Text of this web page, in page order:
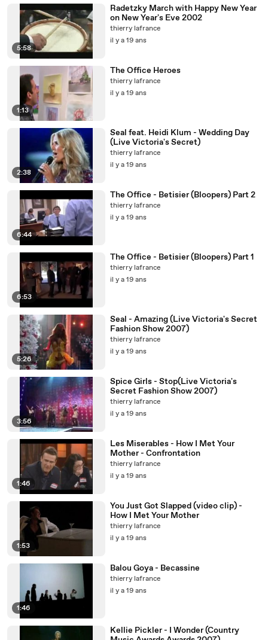
5:58
Radetzky March with Happy New Year
on New Year's Eve 2002
thierry lafrance
il y a 19 ans
1:13
The Office Heroes
thierry lafrance
il y a 19 ans
2:38
Seal feat. Heidi Klum - Wedding Day
(Live Victoria's Secret)
thierry lafrance
il y a 19 ans
6:44
The Office - Betisier (Bloopers) Part 2
thierry lafrance
il y a 19 ans
6:53
The Office - Betisier (Bloopers) Part 1
thierry lafrance
il y a 19 ans
5:26
Seal - Amazing (Live Victoria's Secret
Fashion Show 2007)
thierry lafrance
il y a 19 ans
3:56
Spice Girls - Stop(Live Victoria's
Secret Fashion Show 2007)
thierry lafrance
il y a 19 ans
1:46
Les Miserables - How I Met Your
Mother - Confrontation
thierry lafrance
il y a 19 ans
1:53
You Just Got Slapped (video clip) -
How I Met Your Mother
thierry lafrance
il y a 19 ans
1:46
Balou Goya - Becassine
thierry lafrance
il y a 19 ans
Kellie Pickler - I Wonder (Country